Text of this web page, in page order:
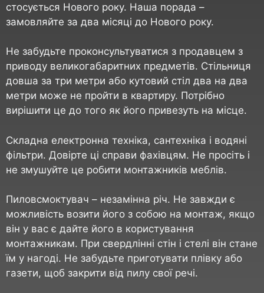
стосується Нового року. Наша порада –
замовляйте за два місяці до Нового року.
Не забудьте проконсультуватися з продавцем з
приводу великогабаритних предметів. Стільниця
довша за три метри або кутовий стіл два на два
метри може не пройти в квартиру. Потрібно
вирішити це до того як його привезуть на місце.
Складна електронна техніка, сантехніка і водяні
фільтри. Довірте ці справи фахівцям. Не просіть і
не змушуйте це робити монтажників меблів.
Пиловсмоктувач – незамінна річ. Не завжди є
можливість возити його з собою на монтаж, якщо
він у вас є дайте його в користування
монтажникам. При свердлінні стін і стелі він стане
їм у нагоді. Не забудьте приготувати плівку або
газети, щоб закрити від пилу свої речі.